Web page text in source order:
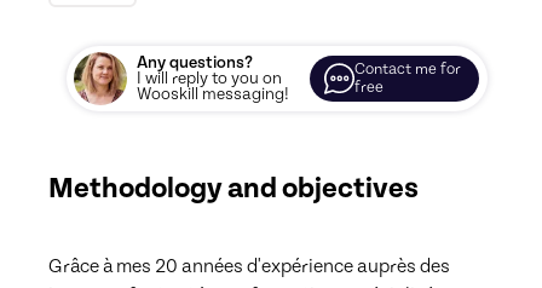
Any questions?
I will reply to you on
Wooskill messaging!
Contact me for
free
Methodology and objectives
Grâce à mes 20 années d'expérience auprès des